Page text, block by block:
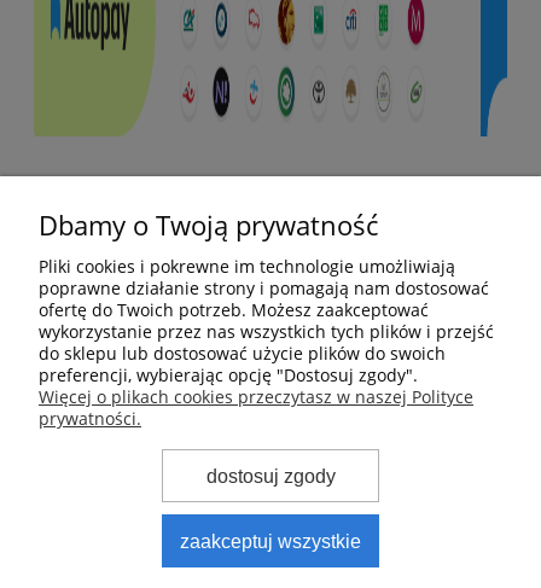
Moje konto
Płatności i dostawa
Informacje
O nas
PS Automatyka Pneumatyka Hydraulika
63, 83-330 Żukowo | NIP: 6842525367 | Tel.:
Dbamy o Twoją prywatność
Pliki cookies i pokrewne im technologie umożliwiają
poprawne działanie strony i pomagają nam dostosować
ofertę do Twoich potrzeb. Możesz zaakceptować
wykorzystanie przez nas wszystkich tych plików i przejść
do sklepu lub dostosować użycie plików do swoich
preferencji, wybierając opcję "Dostosuj zgody".
Więcej o plikach cookies przeczytasz w naszej Polityce
prywatności.
dostosuj zgody
zaakceptuj wszystkie